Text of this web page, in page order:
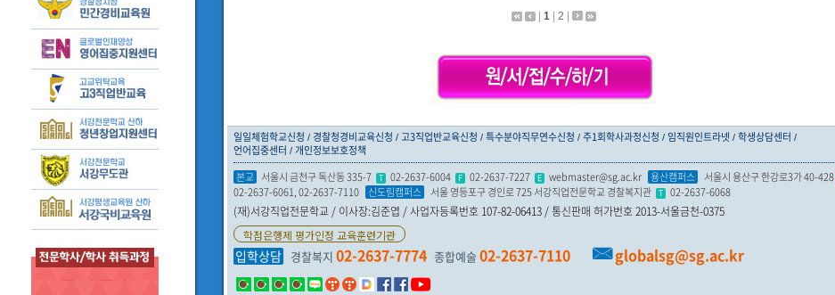
1| 2
일일체험학교신청 경찰청경비교육신청 고3직업반교육신청 특수분야직무연수신청 주1회학사과정신청 임직원인트라넷 학생상담센터
언어집중센터
개인정보보호정책
본교 서울시 금천구 독산동 335-7 T 02-2637-6004 F 02-2637-7227 E webmaster@sg.ac.kr 용산캠퍼스 서울시 용산구 한강로3가 40-428
02-2637-6061, 02-2637-7110 신도림캠퍼스 서울 영등포구 경인로 725 서강직업전문학교 경찰복지관 T 02-2637-6068
(재)서강직업전문학교 / 이사장:김준엽 / 사업자등록번호 107-82-06413 / 통신판매 허가번호 2013-서울금천-0375
학점은행제 평가인정 교육훈련기관
입학상담 경찰복지02-2637-7774 종합예술02-2637-7110 globalsg@sg.ac.kr